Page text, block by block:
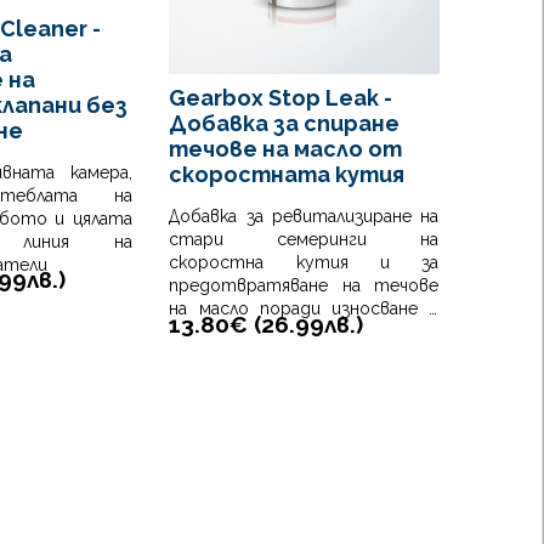
-
на
без
камера,
на
и цялата
линия на
лв.)
Gearbox Stop Leak -
Добавка за спиране
течове на масло от
скоростната кутия
Добавка за ревитализиране на
стари семеринги на
скоростна кутия и за
предотвратяване на течове
на масло поради износване и
стареене на уплътненията.
13.80€ (26.99лв.)